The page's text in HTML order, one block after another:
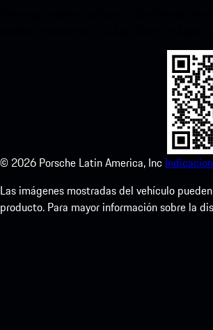
© 2026 Porsche Latin America, Inc
Las imágenes mostradas del vehículo
producto. Para mayor información sobre la